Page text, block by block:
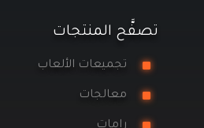
تصفَّح المنتجات
تجميعات الألعاب
معالجات